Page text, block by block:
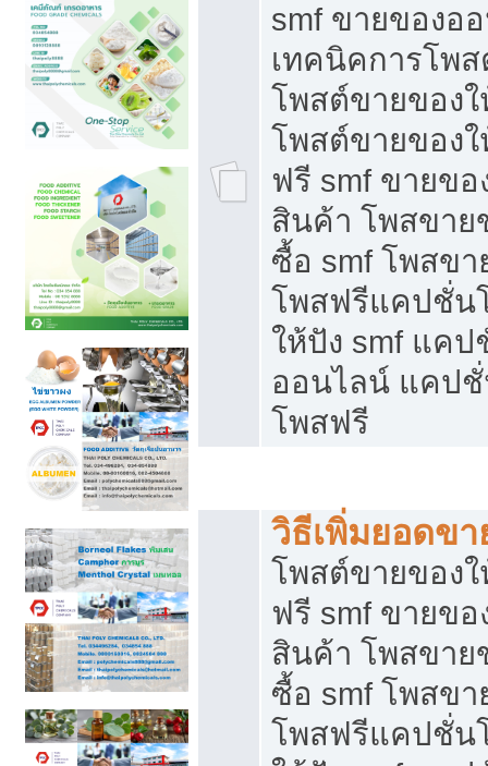
smf ขายของอ
เทคนิคการโพ
โพสต์ขายของ
โพสต์ขายของ
ฟรี smf ขายข
สินค้า โพสขาย
ซื้อ smf โพสข
โพสฟรีแคปชั่น
ให้ปัง smf แค
ออนไลน์ แคป
โพสฟรี
วิธีเพิ่มยอดข
โพสต์ขายของ
ฟรี smf ขายข
สินค้า โพสขาย
ซื้อ smf โพสข
โพสฟรีแคปชั่น